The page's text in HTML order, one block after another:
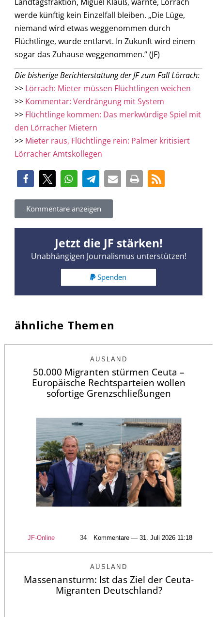
werde künftig kein Einzelfall bleiben. „Die Lüge,
niemand wird etwas weggenommen durch
Flüchtlinge, wurde entlarvt. In Zukunft wird einem
sogar das Zuhause weggenommen.“ (JF)
Die bisherige Berichterstattung der JF zum Fall Lörrach:
>> Lörrach: Mieter müssen Flüchtlingen weichen
>> Kommentar: Verdrängung mit System
>> Flüchtlinge kommen: Das merkwürdige Spiel mit
den Lörracher Mietern
>> Mieter raus, Flüchtlinge rein: Palmer kritisiert
Lörracher Amtskollegen
Kommentare anzeigen
Jetzt die JF stärken!
Unabhängigen Journalismus unterstützen!
Spenden
ähnliche Themen
AUSLAND
50.000 Migranten stürmen Ceuta –
Europäische Rechtsparteien wollen
sofortige Grenzschließungen
JF-Online 34 Kommentare — 31. Juli 2026 11:18
AUSLAND
Massenansturm: Ist das Ziel der Ceuta-
Migranten Deutschland?